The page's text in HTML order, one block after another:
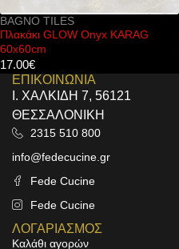
BAGNO TILES
Πλακάκι ARIANA Warm Rlv KARAG
25x70cm
23.00€
ΕΠΙΚΟΙΝΩΝΙΑ
Ι. ΧΑΛΚΙΔΗ 7, 56121
ΘΕΣΣΑΛΟΝΙΚΗ
2315 510 800
info@fedecucine.gr
Fede Cucine
Fede Cucine
ΛΟΓΑΡΙΑΣΜΟΣ
Καλάθι αγορών